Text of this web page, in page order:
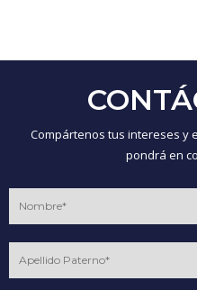
Compártenos tus intereses y
pondrá en